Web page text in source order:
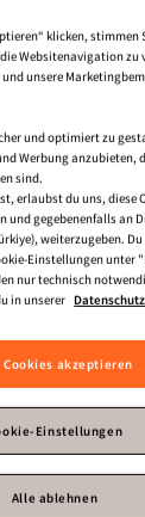
Damen-
klicken, stimmen
Websitenavigation zu
unsere
und optimiert zu
Werbung anzubieten,
sind.
erlaubst du uns, diese
und gegebenenfalls an
weiterzugeben.
Einstellungen unter
nur technisch
in unserer
Cookies akzeptieren
Einstellungen
Alle ablehnen